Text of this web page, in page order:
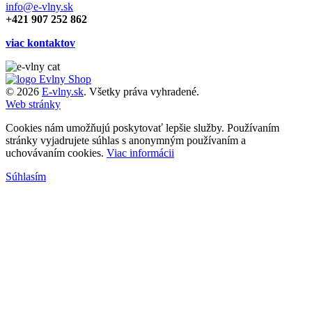
info@e-vlny.sk
+421 907 252 862
viac kontaktov
© 2026 E-vlny.sk. Všetky práva vyhradené.
Web stránky
Cookies nám umožňujú poskytovať lepšie služby. Používaním
stránky vyjadrujete súhlas s anonymným používaním a
uchovávaním cookies. Viac informácii
Súhlasím